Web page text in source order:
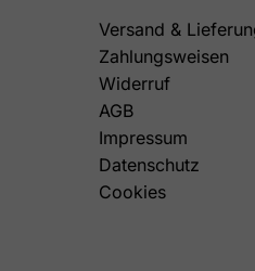
Versand &
Zahlungsweisen
Widerruf
AGB
Impressum
Datenschutz
Cookies